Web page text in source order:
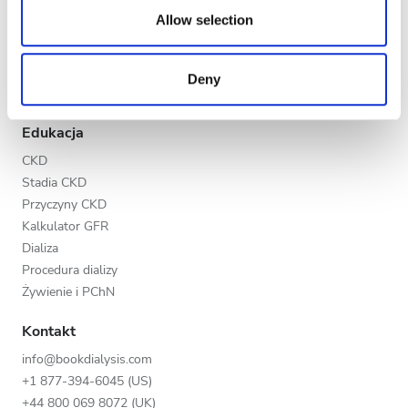
our social media, advertising and analytics partners who
provided to them or that they’ve collected from your use
of their services. Read more about cookies in our
Privacy policy.
Allow selection
Deny
Noc
Ocena
Bardzo dobra
Doskonała
Dodaj swoją klinikę
Korzyści dla placówek medycznych
Edukacja
CKD
Stadia CKD
Przyczyny CKD
Kalkulator GFR
Dializa
Procedura dializy
Żywienie i PChN
Kontakt
info@bookdialysis.com
+1 877-394-6045 (US)
+44 800 069 8072 (UK)